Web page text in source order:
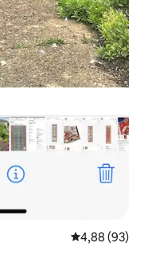
საშუალო
4,88 (93)